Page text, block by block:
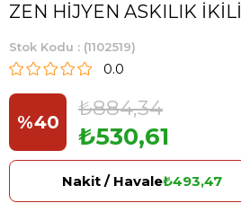
ZEN HİJYEN ASKILIK İKİLİ
Stok Kodu (1102519)
0.0
%40
İndirim
₺884,34
₺530,61
Nakit / Havale₺493,47